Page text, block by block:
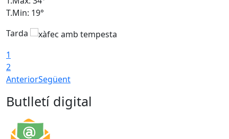
T.Min: 19°
Tarda
1
2
AnteriorSegüent
Butlletí digital